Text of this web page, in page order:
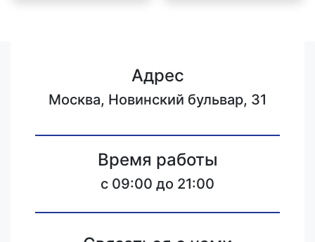
Адрес
Москва, Новинский бульвар, 31
Время работы
c 09:00 до 21:00